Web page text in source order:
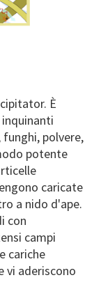
È
polvere,
potente
caricate
a nido d'ape.
con
campi
cariche
vi aderiscono